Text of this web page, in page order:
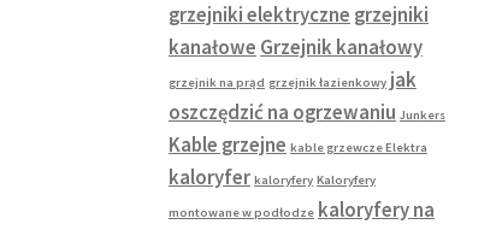
grzejniki elektryczne grzejniki
kanałowe Grzejnik kanałowy
grzejnik na prąd grzejnik łazienkowy jak
oszczędzić na ogrzewaniu Junkers
Kable grzejne kable grzewcze Elektra
kaloryfer kaloryfery Kaloryfery
montowane w podłodze kaloryfery na